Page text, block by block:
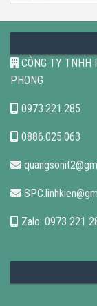
CÔNG TY TNHH
PHONG
0973.221.285
0886.025.063
Zalo: 0973 221